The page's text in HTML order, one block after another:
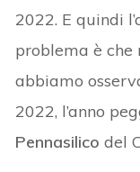
2022. E quindi
problema è
abbiamo
2022, l’anno
Pennasilico del